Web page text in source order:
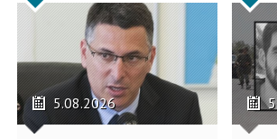
5.08.2026